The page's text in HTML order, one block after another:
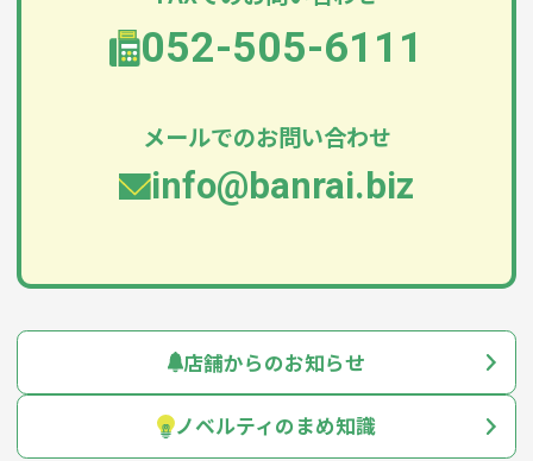
052-505-6111
メールでのお問い合わせ
info@banrai.biz
店舗からのお知らせ
ノベルティのまめ知識